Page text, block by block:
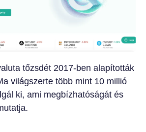
tőzsdét 2017-ben alapították
világszerte több mint 10 millió
ki, ami megbízhatóságát és